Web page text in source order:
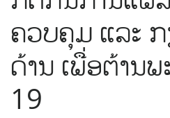
ຄວບຄຸມ ແລະ
ດ້ານ ເພື່ອຕ້ານ
19